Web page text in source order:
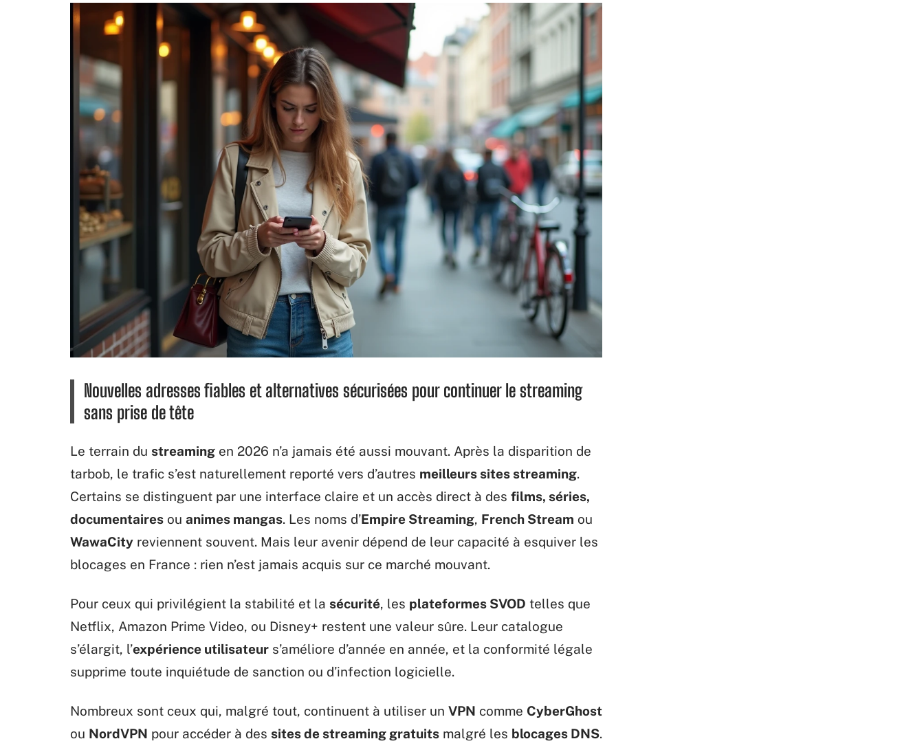
Nouvelles adresses fiables et alternatives sécurisées pour continuer le streaming
sans prise de tête
Le terrain du streaming en 2026 n’a jamais été aussi mouvant. Après la disparition de
tarbob, le trafic s’est naturellement reporté vers d’autres meilleurs sites streaming.
Certains se distinguent par une interface claire et un accès direct à des films, séries,
documentaires ou animes mangas. Les noms d’Empire Streaming, French Stream ou
WawaCity reviennent souvent. Mais leur avenir dépend de leur capacité à esquiver les
blocages en France : rien n’est jamais acquis sur ce marché mouvant.
Pour ceux qui privilégient la stabilité et la sécurité, les plateformes SVOD telles que
Netflix, Amazon Prime Video, ou Disney+ restent une valeur sûre. Leur catalogue
s’élargit, l’expérience utilisateur s’améliore d’année en année, et la conformité légale
supprime toute inquiétude de sanction ou d’infection logicielle.
Nombreux sont ceux qui, malgré tout, continuent à utiliser un VPN comme CyberGhost
ou NordVPN pour accéder à des sites de streaming gratuits malgré les blocages DNS.